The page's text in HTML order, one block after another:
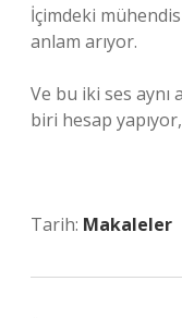
İçimdeki
anlam arıyor.
Ve bu iki ses aynı
biri hesap
Tarih: Makaleler